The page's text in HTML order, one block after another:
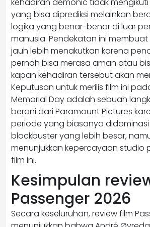
yang bisa diprediksi melainkan
logika yang benar-benar di luar
manusia. Pendekatan ini membuat
jauh lebih menakutkan karena
pernah bisa merasa aman atau
kapan kehadiran tersebut akan
Keputusan untuk merilis film ini
Memorial Day adalah sebuah
berani dari Paramount Pictures
periode yang biasanya
blockbuster yang lebih besar,
menunjukkan kepercayaan studio
film ini.
Kesimpulan
Passenger 2026
Secara keseluruhan, review film